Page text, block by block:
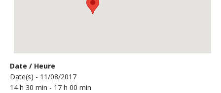
Date / Heure
Date(s) - 11/08/2017
14 h 30 min - 17 h 00 min